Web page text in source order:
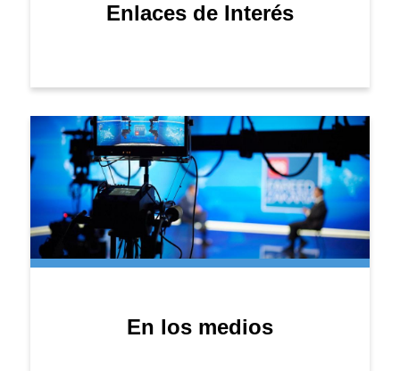
Enlaces de Interés
En los medios